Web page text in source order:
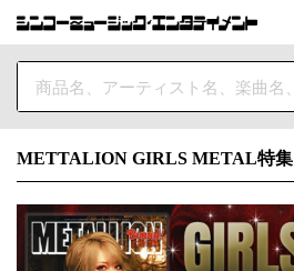
METTALION GIRLS METAL特集